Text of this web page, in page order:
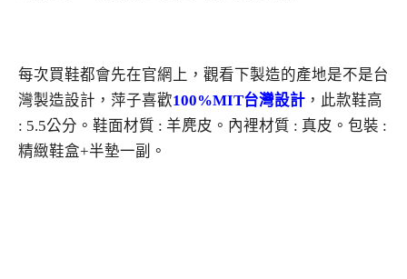
每次買鞋都會先在官網上，觀看下製造的產地是不是台
灣製造設計，萍子喜歡100%MIT台灣設計 ，此款鞋高
: 5.5公分。鞋面材質 : 羊麂皮。內裡材質 : 真皮。包裝 :
精緻鞋盒+半墊一副。